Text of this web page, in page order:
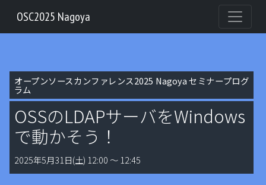
OSC2025 Nagoya
オープンソースカンファレンス2025 Nagoya セミナープログ
ラム
OSSのLDAPサーバをWindows
で動かそう！
2025年5月31日(土) 12:00 〜 12:45